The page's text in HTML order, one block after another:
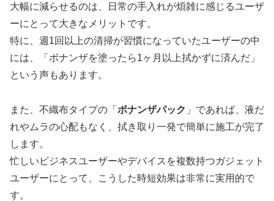
大幅に減らせるのは、日常の手入れが煩雑に感じるユーザ
ーにとって大きなメリットです。
特に、週1回以上の清掃が習慣になっていたユーザーの中
には、「ボナンザを塗ったら1ヶ月以上拭かずに済んだ」
という声もあります。
また、不織布タイプの「 ボナンザパック 」であれば、液だ
れやムラの心配もなく、拭き取り一発で簡単に施工が完了
します。
忙しいビジネスユーザーやデバイスを複数持つガジェット
ユーザーにとって、こうした時短効果は非常に実用的で
す。